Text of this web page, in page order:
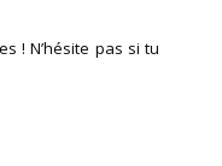
! N’hésite pas si tu